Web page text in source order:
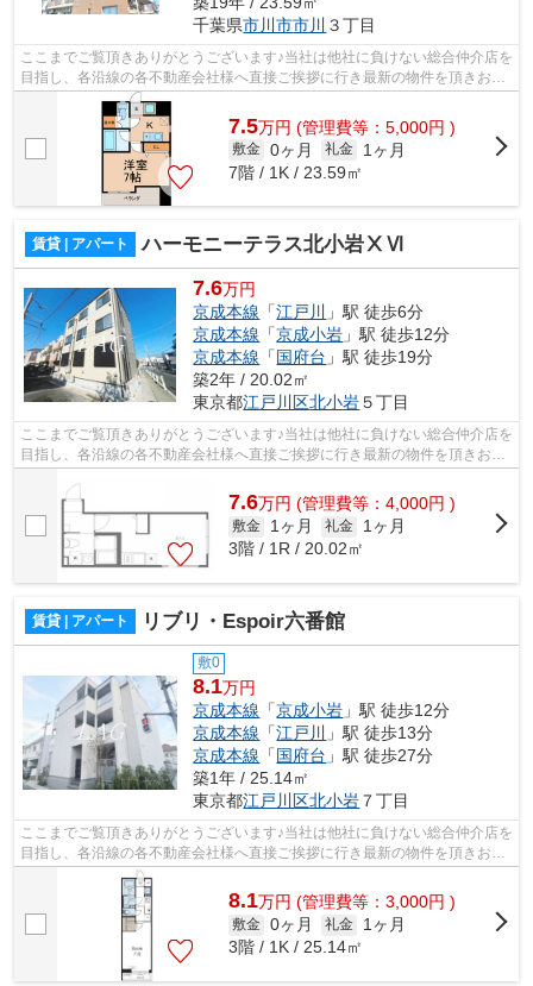
千葉県市川市市川 ３丁目
ここまでご覧頂きありがとうございます♪当社は他社に負けない総合仲介店を
目指し、各沿線の各不動産会社様へ直接ご挨拶に行き最新の物件を頂きお客
様へ提供しております！最新の情報は...
7.5万円 (管理費等：5,000円 )
敷金 0ヶ月 礼金
1ヶ月
7階 / 1K / 23.59㎡
賃貸 | アパート ハーモニーテラス北小岩ⅩⅥ
7.6万円
京成本線 「江戸川
」駅 徒歩6分
京成本線 「京成小岩 」駅 徒歩12分
京成本線 「国府台 」駅 徒歩19分
築2年 / 20.02㎡
東京都江戸川区北小岩５丁目
ここまでご覧頂きありがとうございます♪当社は他社に負けない総合仲介店を
目指し、各沿線の各不動産会社様へ直接ご挨拶に行き最新の物件を頂きお客
7.6万円 (管理費等：4,000円 )
敷金 1ヶ月 礼金
1ヶ月
3階 / 1R / 20.02㎡
賃貸 | アパート リブリ・Espoir六番館
敷0
8.1万円
京成本線 「京成小岩 」駅 徒歩12分
京成本線 「江戸川
」駅 徒歩13分
京成本線 「国府台 」駅 徒歩27分
築1年 / 25.14㎡
東京都江戸川区北小岩 ７丁目
ここまでご覧頂きありがとうございます♪当社は他社に負けない総合仲介店を
目指し、各沿線の各不動産会社様へ直接ご挨拶に行き最新の物件を頂きお客
様へ提供しております！最新の情報は...
8.1万円 (管理費等：3,000円 )
敷金 0ヶ月 礼金
1ヶ月
3階 / 1K / 25.14㎡